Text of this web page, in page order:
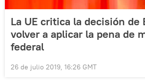
La UE critica la decisión de
volver a aplicar la pena de
federal
26 de julio 2019, 16:26 GMT